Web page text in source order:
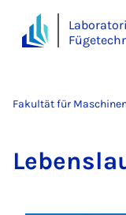
Fakultät für